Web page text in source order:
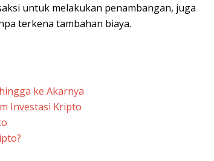
untuk melakukan penambangan, juga
terkena tambahan biaya.
ke Akarnya
Investasi Kripto